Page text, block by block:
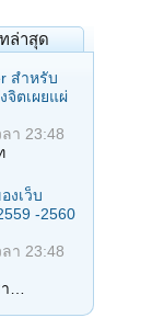
ล่าสุด
สำหรับ
จิตเผยแผ่
ลา 23:48
งเว็บ
-2560
ลา 23:48
…